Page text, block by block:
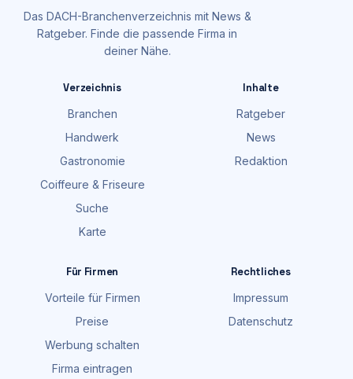
Das DACH-Branchenverzeichnis mit News &
Ratgeber. Finde die passende Firma in
deiner Nähe.
Verzeichnis
Branchen
Handwerk
Gastronomie
Coiffeure & Friseure
Suche
Karte
Inhalte
Ratgeber
News
Redaktion
Für Firmen
Vorteile für Firmen
Preise
Werbung schalten
Firma eintragen
Rechtliches
Impressum
Datenschutz